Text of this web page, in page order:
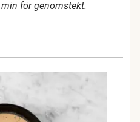
för genomstekt.